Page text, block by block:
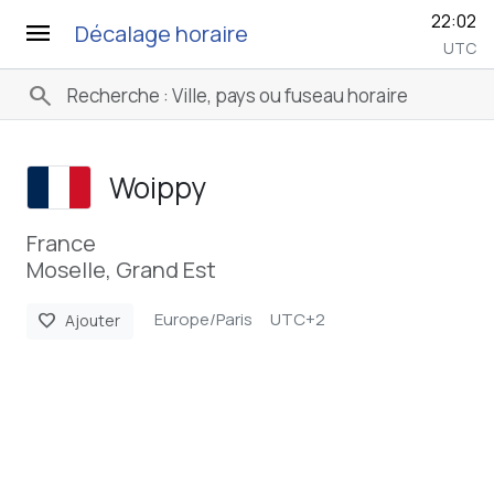
menu Décalage horaire 22:02
UTC
search
Woippy
France
Moselle, Grand Est
favorite Ajouter Europe/Paris UTC+2